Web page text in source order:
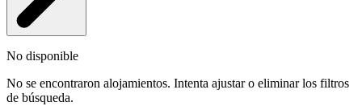
No disponible
No se encontraron alojamientos. Intenta ajustar o eliminar los filtros
de búsqueda.